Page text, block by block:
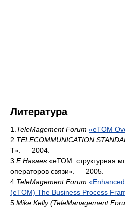
Литература
1.TeleMagement Forum «eTOM
2.TELECOMMUNICATION
T». — 2004.
3.Е.Нагаев «еТОМ: структурная
операторов связи». — 2005.
4.TeleMagement Forum
(eTOM) The Business Process
5.Mike Kelly (TeleManagement